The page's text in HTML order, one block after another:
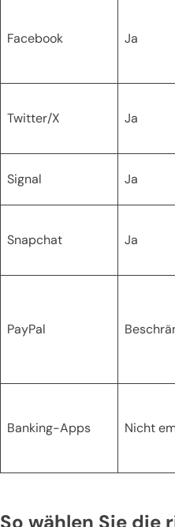
Facebook Ja
Twitter/X Ja
Signal Ja
Snapchat Ja
PayPal
Banking-Apps Nicht
So wählen Sie